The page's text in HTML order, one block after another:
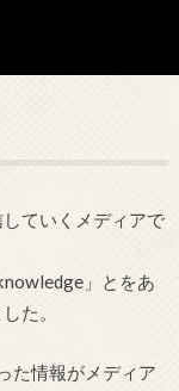
ていくメディアで
」とをあ
た。
た情報がメディア